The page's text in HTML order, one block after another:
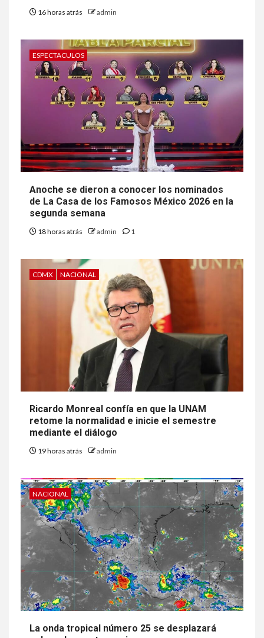
16 horas atrás admin
ESPECTACULOS
Anoche se dieron a conocer los nominados
de La Casa de los Famosos México 2026 en la
segunda semana
18 horas atrás admin 1
CDMX NACIONAL
Ricardo Monreal confía en que la UNAM
retome la normalidad e inicie el semestre
mediante el diálogo
19 horas atrás admin
NACIONAL
La onda tropical número 25 se desplazará